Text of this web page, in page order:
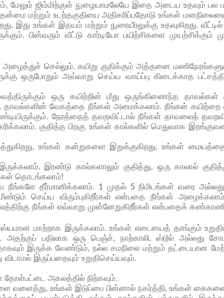
மேலும் ஜிம்மிற்குள் நுழையாமலேயே இதை அடைய உதவும் பல
மற்றும் உடற்தகுதியை அதிகரிப்பதோடு உங்கள்
இது உங்கள் இதயம் மற்றும் நுரையீரலுக்கு உதவுகிறது. வீட்டில்
பின்வரும் வீட்டு கார்டியோ பயிற்சிகளை முயற்சிக்கும்
செல்லும். கயிறு குதிக்கும் அத்தனை
ஒருபோதும் அவ்வாறு செய்ய வாய்ப்பு கிடைக்காத
ஒரு கயிற்றின் மீது ஒருங்கிணைந்த
தாவல்களின் வேகத்தை நீங்கள் அமைக்கலாம். நீங்கள்
நேரத்தைத் தவறவிட்டால் நீங்கள் தாவலைத்
குதித்த பிறகு உங்கள் கால்களில் மெதுவாக
உங்கள் கன்றுகளை இறுக்குகிறது, உங்கள் மையத்தை
இரண்டு கால்களாலும் குதித்து, ஒரு காலால்
தொடங்கலாம்!
தீர்மானிக்கலாம். 1 முதல் 5 நிமிடங்கள் வரை அல்லது
செய்ய விரும்புகிறீர்கள் என்பதை நீங்கள்
நீங்கள் எவ்வாறு முன்னேறுகிறீர்கள் என்பதைக்
மாற்றாக இருக்கலாம். உங்கள் எடையைத் தாங்கும்
பதிலாக ஒரு பெஞ்ச், நாற்காலி, ஸ்டூல் அல்லது
இருக்க வேண்டும், நல்ல சமநிலை மற்றும் தட்டையான
இருப்பதையும் உறுதிசெய்யவும்.
தோள்பட்டை அகலத்தில் நிற்கவும்.
வளைத்து, உங்கள் இடுப்பை பின்னால் நகர்த்தி, உங்கள்